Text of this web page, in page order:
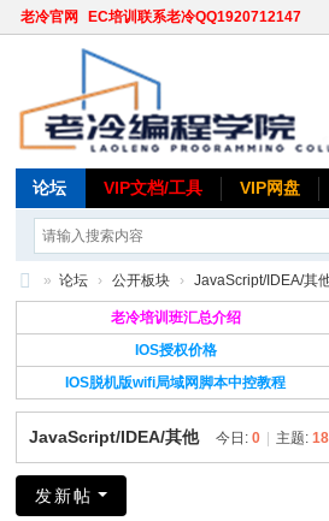
老冷官网 EC培训联系老冷QQ1920712147
论坛 VIP文档/工具 VIP网盘
» 论坛 › 公开板块 › JavaScript/IDEA/其
老冷培训班汇总介绍
IOS授权价格
IOS脱机版wifi局域网脚本中控教程
JavaScript/IDEA/其他 今日:0 主题:
发新帖